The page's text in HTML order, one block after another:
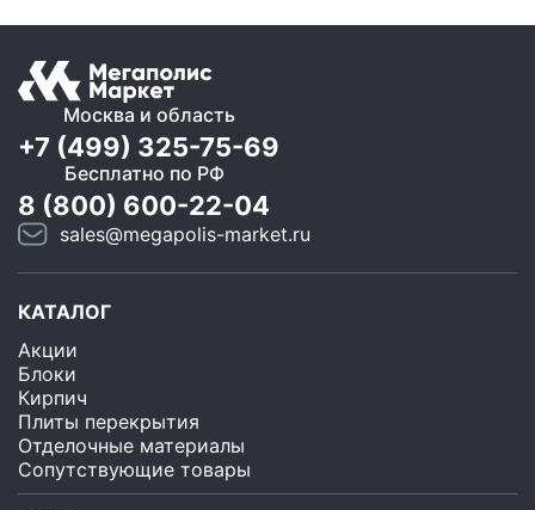
Москва и область
+7 (499) 325-75-69
Бесплатно по РФ
8 (800) 600-22-04
sales@megapolis-market.ru
КАТАЛОГ
Акции
Блоки
Кирпич
Плиты перекрытия
Отделочные материалы
Сопутствующие товары